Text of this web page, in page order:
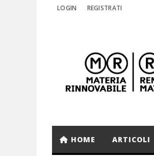
LOGIN REGISTRATI
HOME ARTICOLI